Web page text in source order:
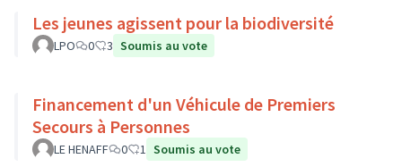
Les jeunes agissent pour la biodiversité
LPO 0 3 Soumis au vote
Financement d'un Véhicule de Premiers
Secours à Personnes
LE HENAFF 0 1 Soumis au vote